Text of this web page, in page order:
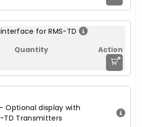
for RMS-TD
+
- Optional display with
TD Transmitters